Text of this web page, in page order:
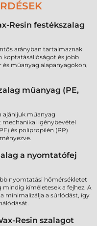
Resin festékszalag
arányban tartalmaznak
koptatásállóságot és jobb
műanyag alapanyagokon,
műanyag (PE,
ajánljuk műanyag
igénybevétel
és polipropilén (PP)
a nyomtatófej
nyomtatási hőmérsékletet
mindig kíméletesek a fejhez. A
minimalizálja a súrlódást, így
Resin szalagot